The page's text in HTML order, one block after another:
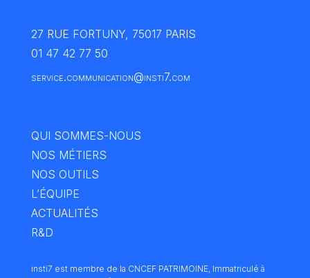
27 RUE FORTUNY, 75017 PARIS
01 47 42 77 50
service.communication@insti7.com
QUI SOMMES-NOUS
NOS MÉTIERS
NOS OUTILS
L’ÉQUIPE
ACTUALITÉS
R&D
insti7 est membre de la CNCEF PATRIMOINE, Immatriculé à